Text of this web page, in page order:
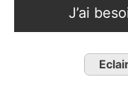
J’ai